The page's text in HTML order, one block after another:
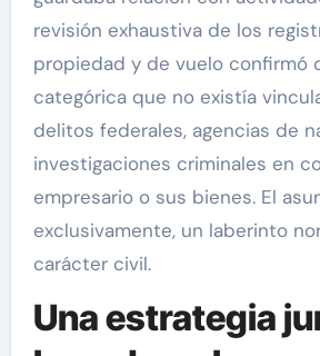
revisión exhaustiva de los
propiedad y de vuelo confirmó
categórica que no existía
delitos federales, agencias de
investigaciones criminales en
empresario o sus bienes. El
exclusivamente, un laberinto
carácter civil.
Una estrategia